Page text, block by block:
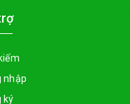
nhập
ký